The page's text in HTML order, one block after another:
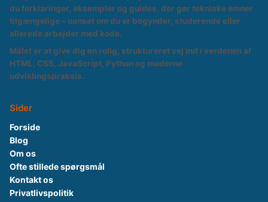
du forklaringer, eksempler og guides, der gør tekniske emner
tilgængelige – uanset om du er begynder, studerende eller
allerede arbejder med kode.
Målet er at give dig en rolig, struktureret vej ind i verdenen af
HTML, CSS, JavaScript, Python og moderne
udviklingspraksis.
Sider
Forside
Blog
Om os
Ofte stillede spørgsmål
Kontakt os
Privatlivspolitik